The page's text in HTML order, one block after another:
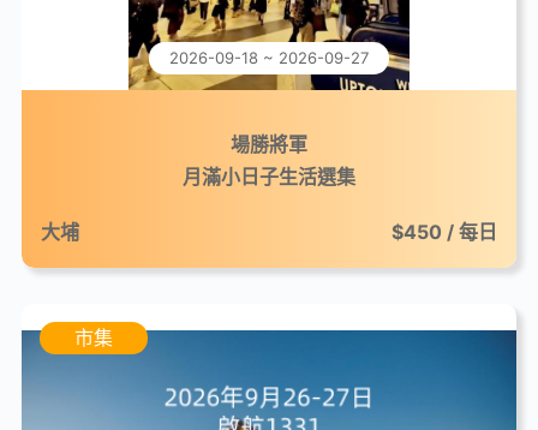
2026-09-18 ~ 2026-09-27
場勝將軍
月滿小日子生活選集
大埔 $450 / 每日
市集